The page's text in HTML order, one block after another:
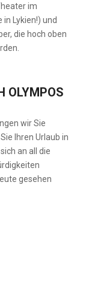
im
Lykien!) und
die hoch oben
OLYMPOS
wir Sie
Ihren Urlaub in
an all die
gesehen